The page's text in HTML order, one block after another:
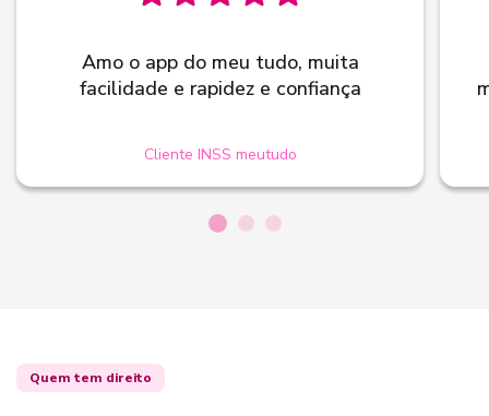
Amo o app do meu tudo, muita
facilidade e rapidez e confiança
Cliente INSS meutudo
Quem tem direito